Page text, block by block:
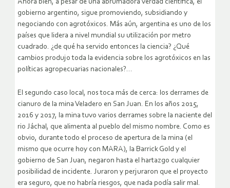
Ahora bien, a pesar de una abrumadora verdad científica, el
gobierno argentino, sigue promoviendo, subsidiando y
negociando con agrotóxicos. Más aún, argentina es uno de los
países que lidera a nivel mundial su utilización por metro
cuadrado. ¿de qué ha servido entonces la ciencia? ¿Qué
cambios produjo toda la evidencia sobre los agrotóxicos en las
políticas agropecuarias nacionales?…
El segundo caso local, nos toca más de cerca: los derrames de
cianuro de la mina Veladero en San Juan. En los años 2015,
2016 y 2017, la mina tuvo varios derrames sobre la naciente del
rio Jáchal, que alimenta al pueblo del mismo nombre. Como es
obvio, durante todo el proceso de apertura de la mina (el
mismo que ocurre hoy con MARA), la Barrick Gold y el
gobierno de San Juan, negaron hasta el hartazgo cualquier
posibilidad de incidente. Juraron y perjuraron que el proyecto
era seguro, que no habría riesgos, que nada podía salir mal.